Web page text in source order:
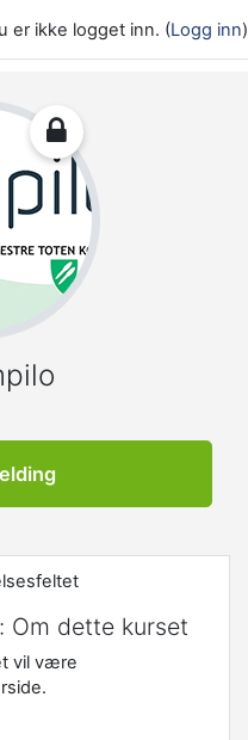
er ikke logget inn. (Logg inn)
Om dette kurset
vil være